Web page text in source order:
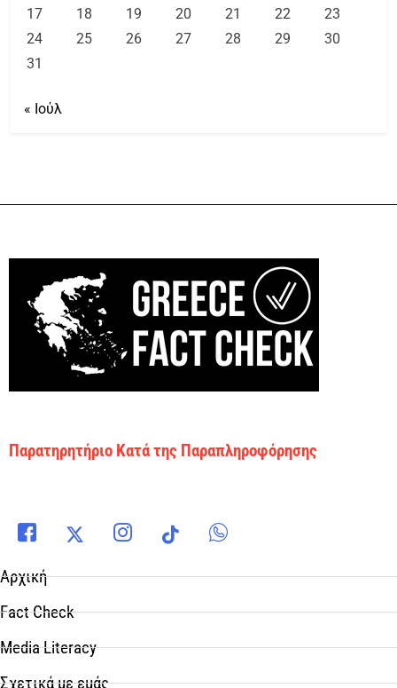
17
18 19 20 21 22
23
24
25 26 27 28 29
30
31
« Ιούλ
Παρατηρητήριο Κατά της Παραπληροφόρησης
Αρχική
Fact Check
Media Literacy
Σχετικά με εμάς